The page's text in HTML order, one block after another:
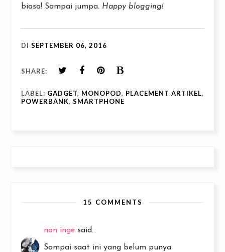
biasa! Sampai jumpa. Happy blogging!
DI SEPTEMBER 06, 2016
SHARE:
LABEL: GADGET, MONOPOD, PLACEMENT ARTIKEL,
POWERBANK, SMARTPHONE
15 COMMENTS
non inge said...
Sampai saat ini yang belum punya